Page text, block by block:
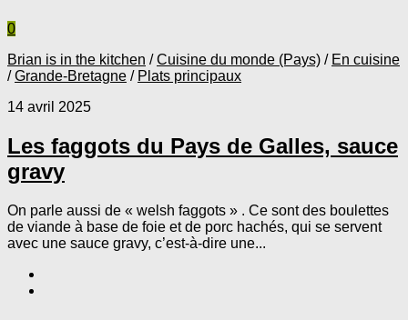
0
Brian is in the kitchen /Cuisine du monde (Pays) / En cuisine
/Grande-Bretagne / Plats principaux
14 avril 2025
Les faggots du Pays de Galles, sauce
gravy
On parle aussi de « welsh faggots » . Ce sont des boulettes
de viande à base de foie et de porc hachés, qui se servent
avec une sauce gravy, c’est-à-dire une...